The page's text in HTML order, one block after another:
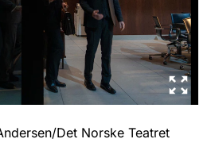
Det Norske Teatret